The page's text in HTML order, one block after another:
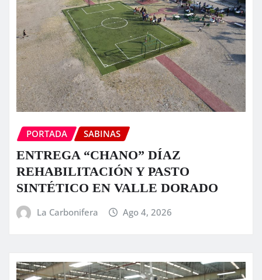
PORTADA SABINAS
ENTREGA “CHANO” DÍAZ
REHABILITACIÓN Y PASTO
SINTÉTICO EN VALLE DORADO
La Carbonifera Ago 4, 2026